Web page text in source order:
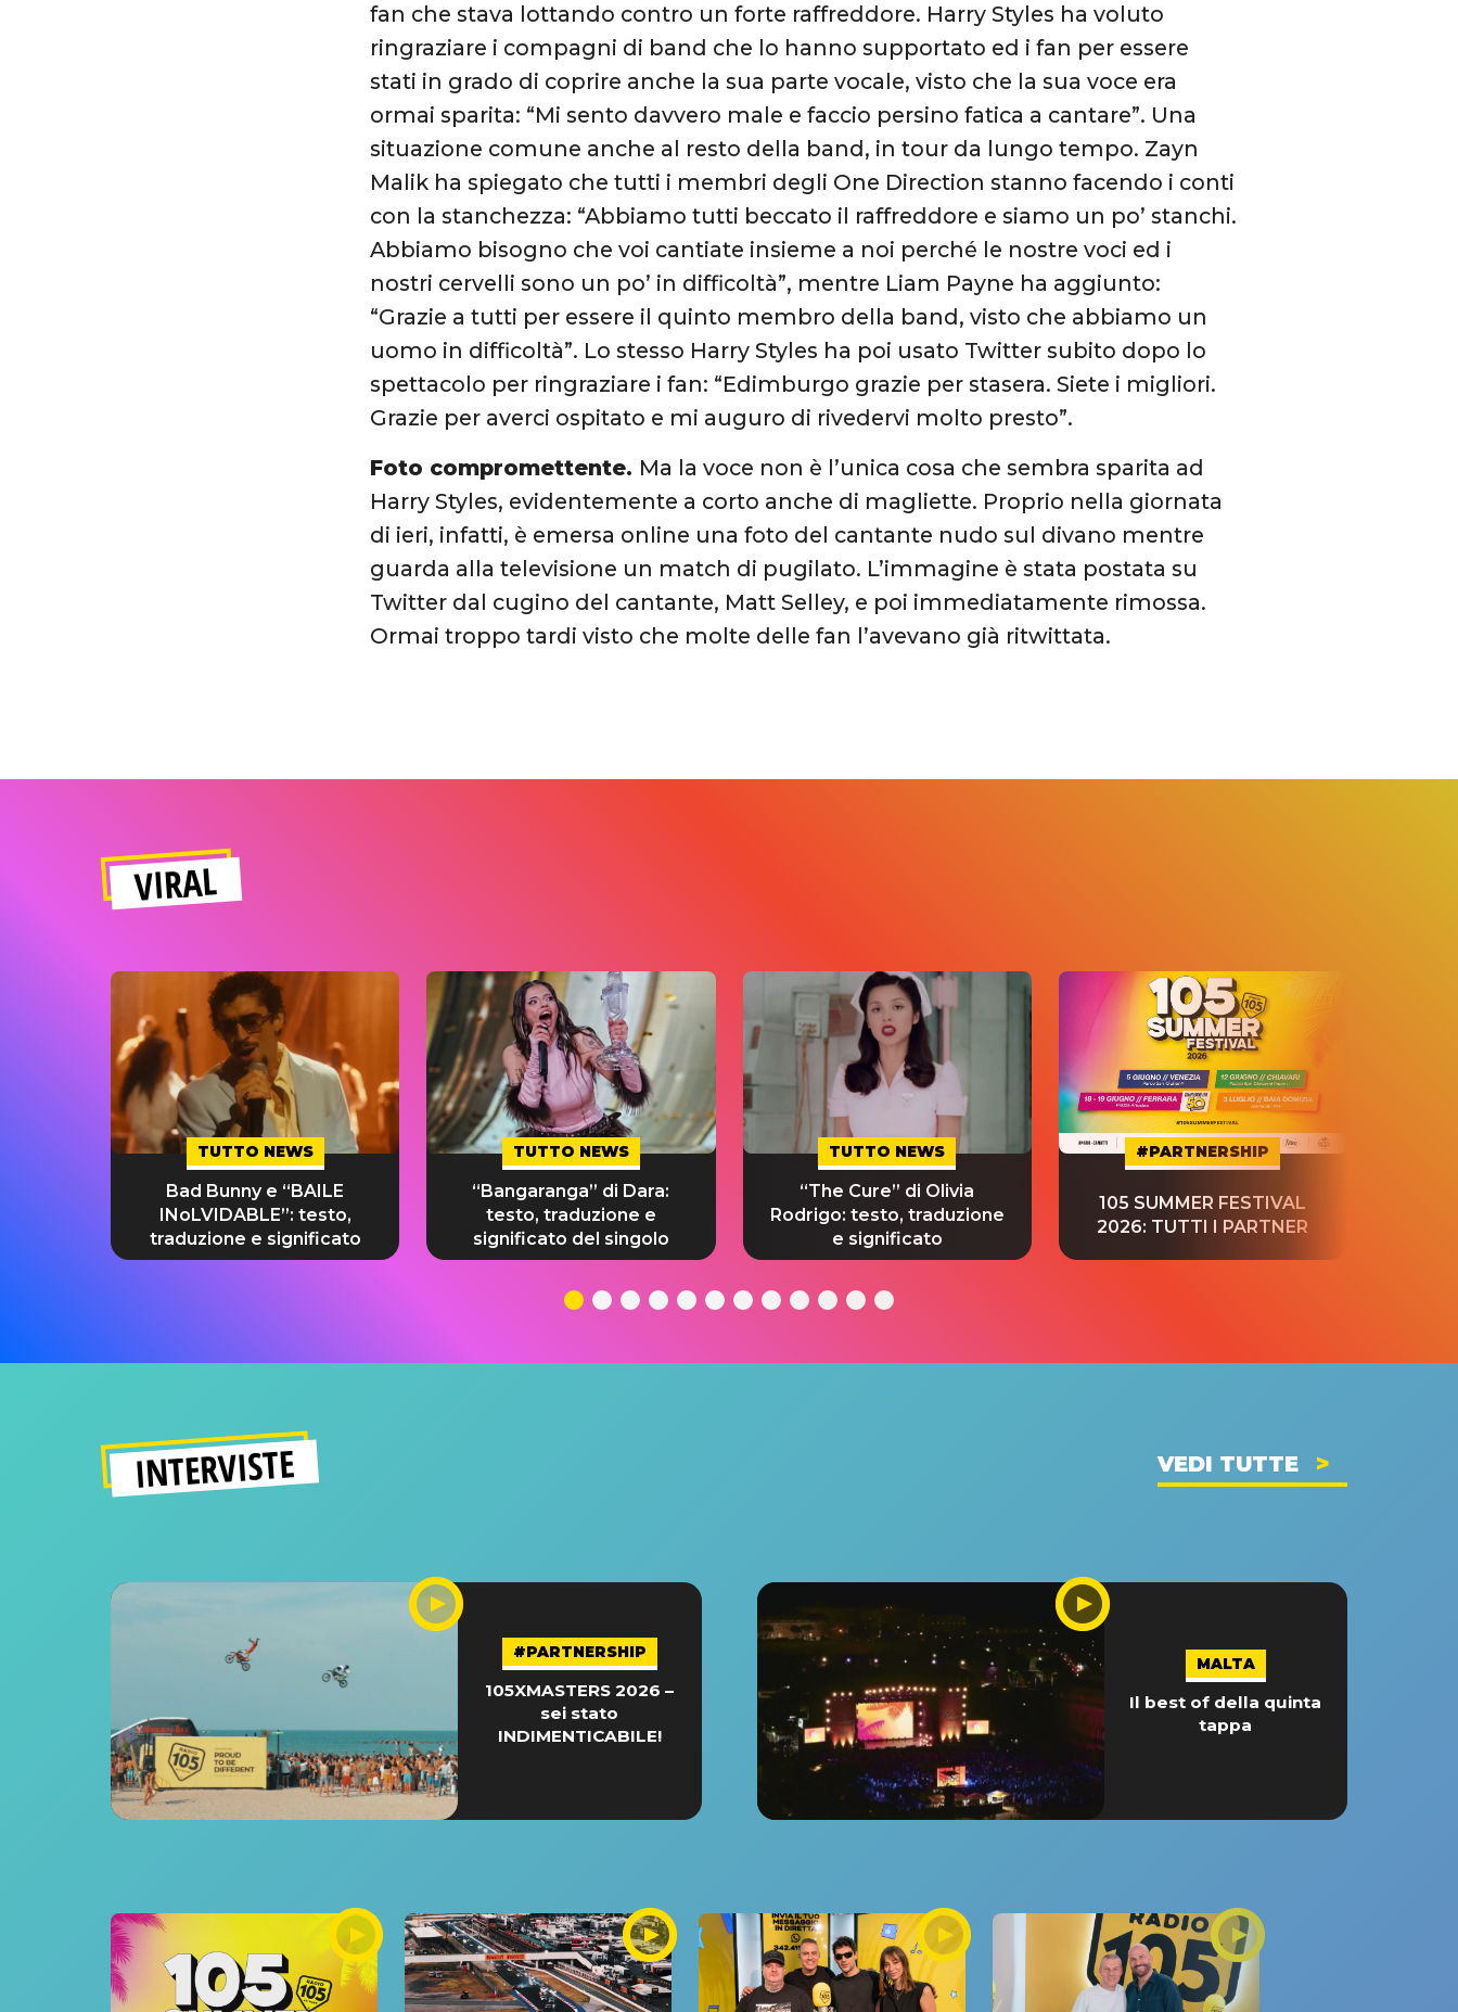
fan che stava lottando contro un forte raffreddore. Harry Styles ha voluto
ringraziare i compagni di band che lo hanno supportato ed i fan per essere
stati in grado di coprire anche la sua parte vocale, visto che la sua voce era
ormai sparita: “Mi sento davvero male e faccio persino fatica a cantare”. Una
situazione comune anche al resto della band, in tour da lungo tempo. Zayn
Malik ha spiegato che tutti i membri degli One Direction stanno facendo i conti
con la stanchezza: “Abbiamo tutti beccato il raffreddore e siamo un po’ stanchi.
Abbiamo bisogno che voi cantiate insieme a noi perché le nostre voci ed i
nostri cervelli sono un po’ in difficoltà”, mentre Liam Payne ha aggiunto:
“Grazie a tutti per essere il quinto membro della band, visto che abbiamo un
uomo in difficoltà”. Lo stesso Harry Styles ha poi usato Twitter subito dopo lo
spettacolo per ringraziare i fan: “Edimburgo grazie per stasera. Siete i migliori.
Grazie per averci ospitato e mi auguro di rivedervi molto presto”.
Foto compromettente. Ma la voce non è l’unica cosa che sembra sparita ad
Harry Styles, evidentemente a corto anche di magliette. Proprio nella giornata
di ieri, infatti, è emersa online una foto del cantante nudo sul divano mentre
guarda alla televisione un match di pugilato. L’immagine è stata postata su
Twitter dal cugino del cantante, Matt Selley, e poi immediatamente rimossa.
Ormai troppo tardi visto che molte delle fan l’avevano già ritwittata.
VIRAL
TUTTO NEWS
Bad Bunny e “BAILE
INoLVIDABLE”: testo,
traduzione e significato
TUTTO NEWS
“Bangaranga” di Dara:
testo, traduzione e
significato del singolo
TUTTO NEWS
“The Cure” di Olivia
Rodrigo: testo, traduzione
e significato
#PARTNERSHIP
105 SUMMER FESTIVAL
2026: TUTTI I PARTNER
INTERVISTE VEDI TUTTE
#PARTNERSHIP
105XMASTERS 2026 –
sei stato
INDIMENTICABILE!
MALTA
Il best of della quinta
tappa